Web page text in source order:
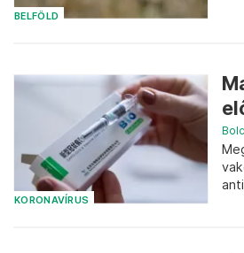
BELFÖLD
KORONAVÍRUS